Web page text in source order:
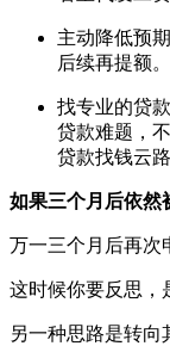
主动降低预
后续再提额。
找专业的贷
贷款难题，
贷款找钱云
如果三个月后依然
万一三个月后再次
这时候你要反思，
另一种思路是转